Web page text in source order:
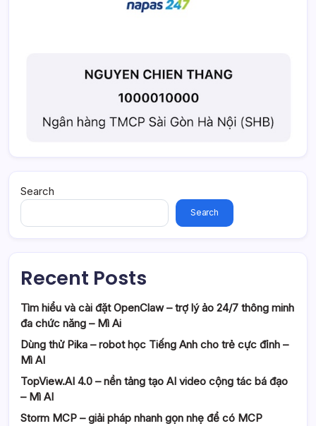
Search
Search
Recent Posts
Tìm hiểu và cài đặt OpenClaw – trợ lý ảo 24/7 thông minh
đa chức năng – Mì Ai
Dùng thử Pika – robot học Tiếng Anh cho trẻ cực đỉnh –
Mì AI
TopView.AI 4.0 – nền tảng tạo AI video cộng tác bá đạo
– Mì AI
Storm MCP – giải pháp nhanh gọn nhẹ để có MCP